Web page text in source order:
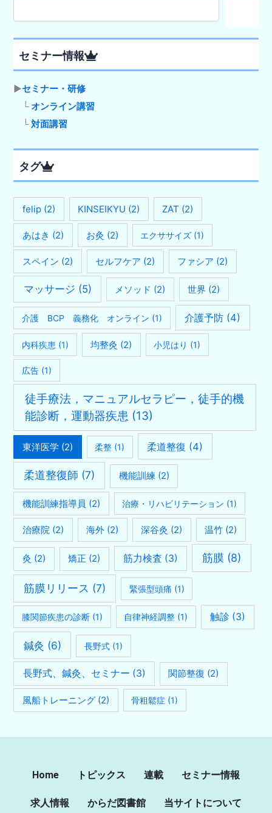
セミナー情報
▶セミナー・研修
└オンライン講習
└対面講習
タグ
felip (2) KINSEIKYU (2) ZAT (2)
あはき (2) お灸 (2) エクササイズ (1)
スペイン (2) セルフケア (2) ファシア (2)
マッサージ (5) メソッド (2) 世界 (2)
介護 BCP 義務化 オンライン (1) 介護予防 (4)
内科疾患 (1) 均整灸 (2) 小児はり (1)
広告 (1)
徒手療法，マニュアルセラピー，徒手的機
能診断，運動器疾患 (13)
東洋医学 (2) 柔整 (1) 柔道整復 (4)
柔道整復師 (7) 機能訓練(2)
機能訓練指導員 (2) 治療・リハビリテーション (1)
治療院 (2) 海外 (2) 深谷灸 (2) 温竹 (2)
灸 (2) 矯正 (2) 筋力検査 (3) 筋膜 (8)
筋膜リリース (7) 緊張型頭痛 (1)
膝関節疾患の診断 (1) 自律神経調整 (1) 触診 (3)
鍼灸 (6) 長野式 (1)
長野式、鍼灸、セミナー (3) 関節整復 (2)
風船トレーニング (2) 骨粗鬆症 (1)
Home トピックス 連載 セミナー情報
求人情報 からだ図書館 当サイトについて